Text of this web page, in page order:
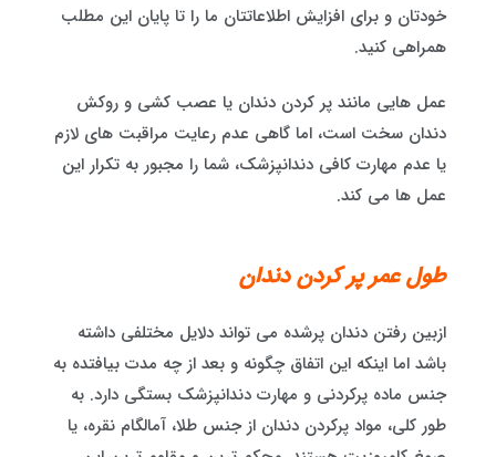
خودتان و برای افزایش اطلاعاتتان ما را تا پایان این مطلب
همراهی کنید.
عمل هایی مانند پر کردن دندان یا عصب کشی و روکش
دندان سخت است، اما گاهی عدم رعایت مراقبت های لازم
یا عدم مهارت کافی دندانپزشک، شما را مجبور به تکرار این
عمل ها می کند.
طول عمر پر کردن دندان
ازبین رفتن دندان پرشده می تواند دلایل مختلفی داشته
باشد اما اینکه این اتفاق چگونه و بعد از چه مدت بیافتده به
جنس ماده پرکردنی و مهارت دندانپزشک بستگی دارد. به
‌طور کلی، مواد پرکردن دندان از جنس طلا، آمالگام نقره، یا